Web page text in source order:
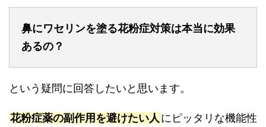
鼻にワセリンを塗る花粉症対策は本当に効果
あるの？
という疑問に回答したいと思います。
花粉症薬の副作用を避けたい人 にピッタリな機能性